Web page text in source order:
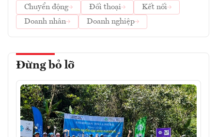
Chuyển động
Đối thoại
Kết nối
Doanh nhân
Doanh nghiệp
Đừng bỏ lỡ